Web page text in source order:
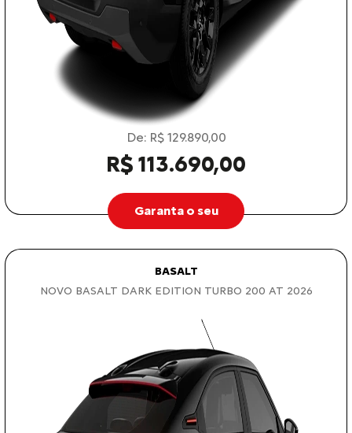
De: R$ 129.890,00
R$ 113.690,00
Garanta o seu
BASALT
NOVO BASALT DARK EDITION TURBO 200 AT 2026